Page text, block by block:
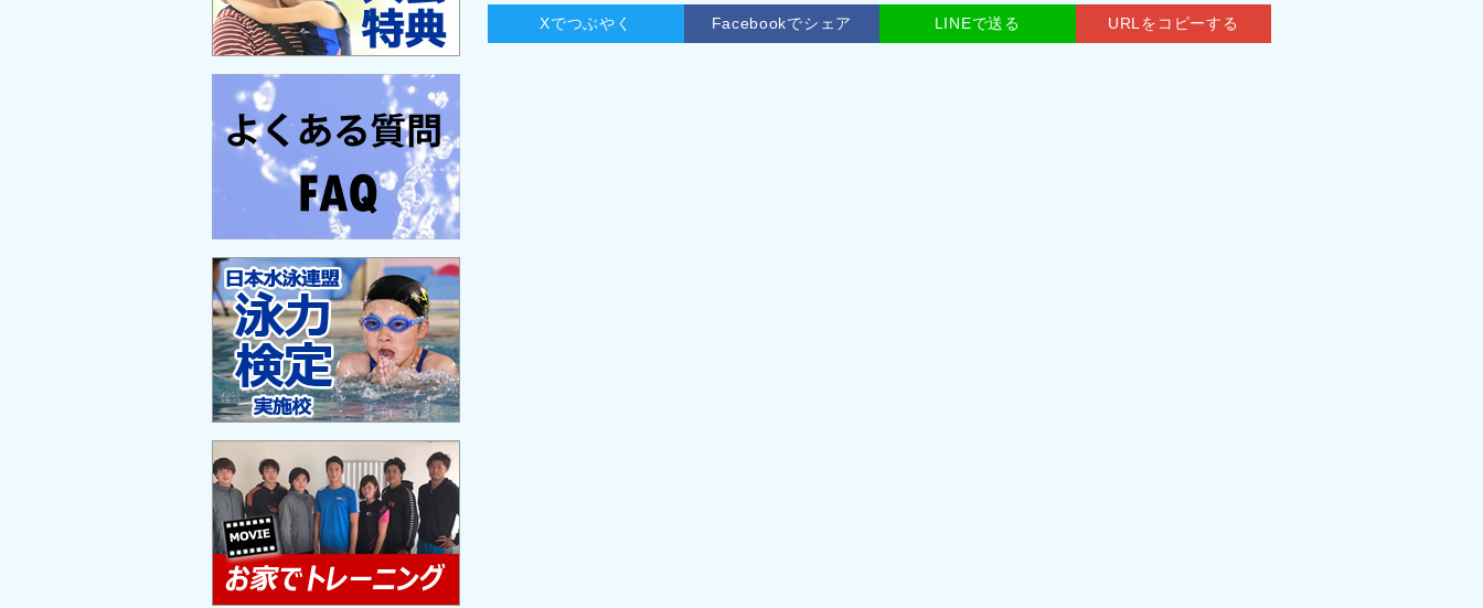
Xでつぶやく Facebookでシェア LINEで送る URLをコピーする